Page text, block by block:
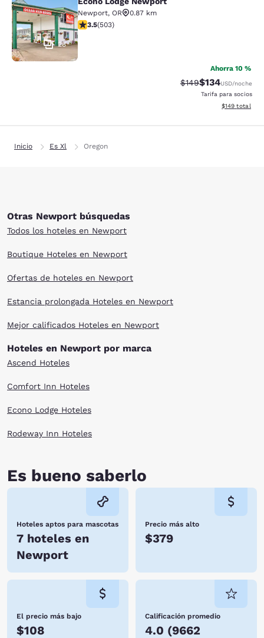
Econo Lodge Newport
28
Newport, OR
0.87 km
calificación de 3.45 estrellas. Bueno. 503 reseñas
3.5(503)
Ahorra 10 %
Precio tachado:
$149Precio con
$134USD/noche
Tarifa para socios
Ver detalles
$149 total
Inicio Es Xl Oregon
Otras Newport búsquedas
Todos los hoteles en Newport
Boutique Hoteles en Newport
Ofertas de hoteles en Newport
Estancia prolongada Hoteles en Newport
Mejor calificados Hoteles en Newport
Hoteles en Newport por marca
Ascend Hoteles
Comfort Inn Hoteles
Econo Lodge Hoteles
Rodeway Inn Hoteles
Es bueno saberlo
Hoteles aptos para mascotas
7 hoteles en
Newport
Precio más alto
$379
El precio más bajo
$108
Calificación promedio
4.0 (9662